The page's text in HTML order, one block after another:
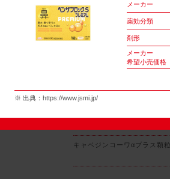
キャベジンコーワαプラス顆粒
メーカー
薬効分類
剤形
メーカー
希望小売価格
※ 出典： https://www.jsmi.jp/